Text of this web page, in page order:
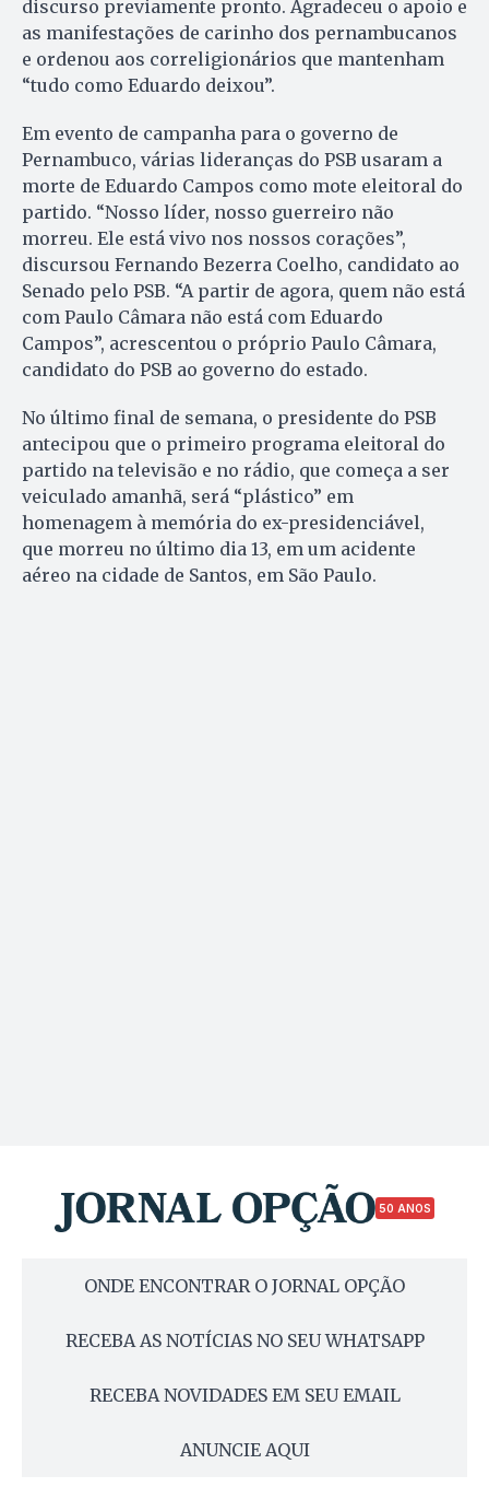
discurso previamente pronto. Agradeceu o apoio e
as manifestações de carinho dos pernambucanos
e ordenou aos correligionários que mantenham
“tudo como Eduardo deixou”.
Em evento de campanha para o governo de
Pernambuco, várias lideranças do PSB usaram a
morte de Eduardo Campos como mote eleitoral do
partido. “Nosso líder, nosso guerreiro não
morreu. Ele está vivo nos nossos corações”,
discursou Fernando Bezerra Coelho, candidato ao
Senado pelo PSB. “A partir de agora, quem não está
com Paulo Câmara não está com Eduardo
Campos”, acrescentou o próprio Paulo Câmara,
candidato do PSB ao governo do estado.
No último final de semana, o presidente do PSB
antecipou que o primeiro programa eleitoral do
partido na televisão e no rádio, que começa a ser
veiculado amanhã, será “plástico” em
homenagem à memória do ex-presidenciável,
que morreu no último dia 13, em um acidente
aéreo na cidade de Santos, em São Paulo.
50 ANOS
ONDE ENCONTRAR O JORNAL OPÇÃO
RECEBA AS NOTÍCIAS NO SEU WHATSAPP
RECEBA NOVIDADES EM SEU EMAIL
ANUNCIE AQUI